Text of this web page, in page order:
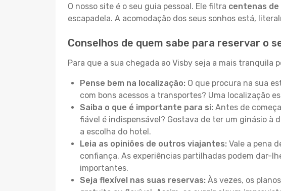
O nosso site é o seu guia pessoal. Ele filtra centenas
escapadela. A acomodação dos seus sonhos está,
Conselhos de quem sabe para reservar o
Para que a sua chegada ao Visby seja a mais tranquila
Pense bem na localização: O que procura na sua
com bons acessos a transportes? Uma localização
Saiba o que é importante para si: Antes de
fiável é indispensável? Gostava de ter um ginásio à
a escolha do hotel.
Leia as opiniões de outros viajantes: Vale a pena
confiança. As experiências partilhadas podem dar-
importantes.
Seja flexível nas suas reservas: Às vezes, os